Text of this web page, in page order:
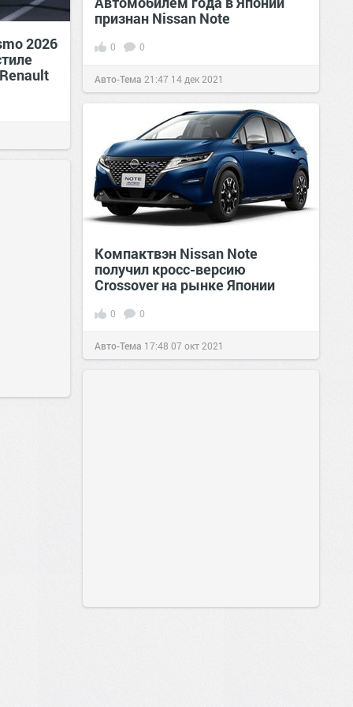
признан Nissan Note
0 0
Авто-Тема 21:47 14 дек 2021
2026
Компактвэн Nissan Note
получил кросс-версию
Crossover на рынке Японии
0 0
Авто-Тема 17:48 07 окт 2021